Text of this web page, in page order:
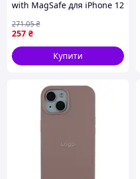
with MagSafe для iPhone 12
257 ₴
271.05₴
Купити